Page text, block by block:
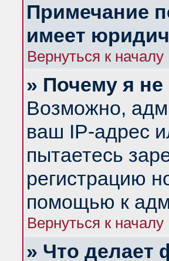
Примечание
имеет
Вернуться к началу
» Почему я не
Возможно,
ваш IP-адрес
пытаетесь
регистрацию
помощью к
Вернуться к началу
» Что делает